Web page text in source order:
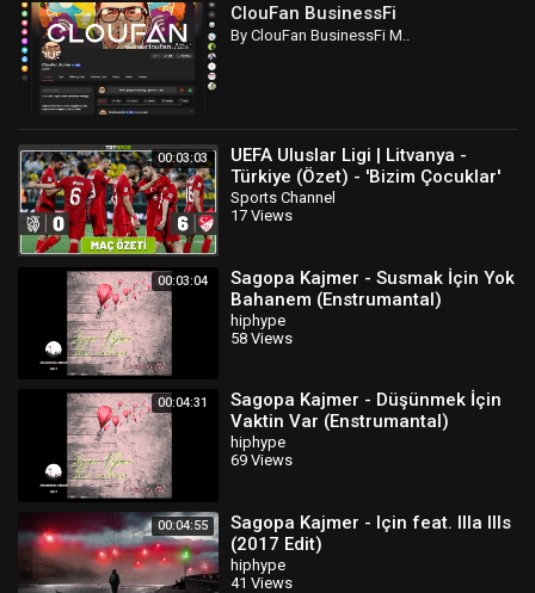
ClouFan BusinessFi
By ClouFan BusinessFi M..
00:03:03
UEFA Uluslar Ligi | Litvanya -
Türkiye (Özet) - 'Bizim Çocuklar'
gol oldu yağdı...
Sports Channel
17 Views
00:03:04
Sagopa Kajmer - Susmak İçin Yok
Bahanem (Enstrumantal)
hiphype
58 Views
00:04:31
Sagopa Kajmer - Düşünmek İçin
Vaktin Var (Enstrumantal)
hiphype
69 Views
00:04:55
Sagopa Kajmer - Için feat. Illa Ills
(2017 Edit)
hiphype
41 Views